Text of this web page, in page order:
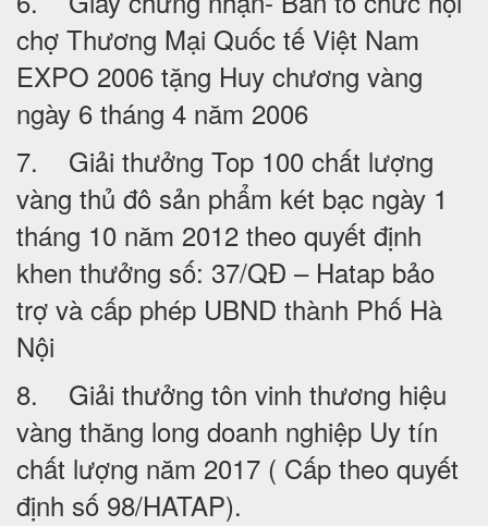
chợ Thương Mại Quốc tế Việt Nam
EXPO 2006 tặng Huy chương vàng
ngày 6 tháng 4 năm 2006
7. Giải thưởng Top 100 chất lượng
vàng thủ đô sản phẩm két bạc ngày 1
tháng 10 năm 2012 theo quyết định
khen thưởng số: 37/QĐ – Hatap bảo
trợ và cấp phép UBND thành Phố Hà
Nội
8. Giải thưởng tôn vinh thương hiệu
vàng thăng long doanh nghiệp Uy tín
chất lượng năm 2017 ( Cấp theo quyết
định số 98/HATAP).